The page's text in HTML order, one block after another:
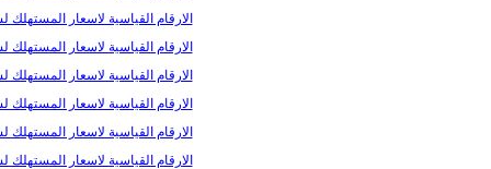
الارقام القياسية لاسعار المستهلك
الارقام القياسية لاسعار المستهلك
الارقام القياسية لاسعار المستهلك
الارقام القياسية لاسعار المستهلك
الارقام القياسية لاسعار المستهلك
الارقام القياسية لاسعار المستهلك